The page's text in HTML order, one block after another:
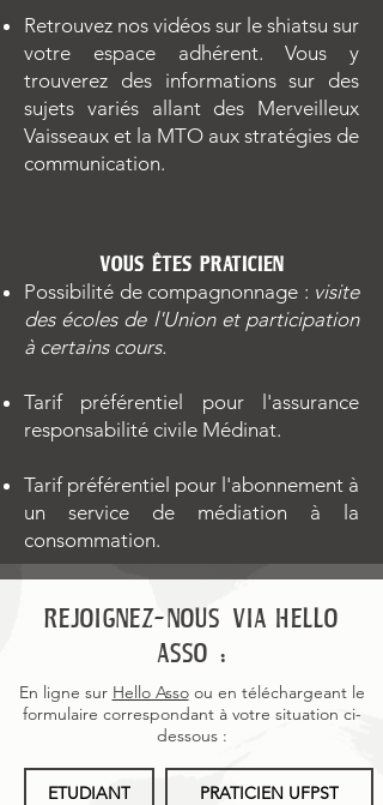
Retrouvez nos vidéos sur le shiatsu sur
votre espace adhérent. Vous y
trouverez des informations sur des
sujets variés allant des Merveilleux
Vaisseaux et la MTO aux stratégies de
communication.
VOUS ÊTES PRATICIEN
Possibilité de compagnonnage : visite
des écoles de l'Union et participation
à certains cours.
Tarif préférentiel pour l'assurance
responsabilité civile Médinat.
Tarif préférentiel pour l'abonnement à
un service de médiation à la
consommation.
REJOIGNEZ-NOUS VIA HELLO
ASSO :
En ligne sur Hello Assoou en téléchargeant le
formulaire correspondant à votre situation ci-
dessous :
ETUDIANT PRATICIEN UFPST